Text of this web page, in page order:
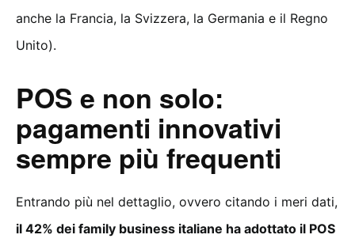
anche la Francia, la Svizzera, la Germania e il Regno
Unito).
POS e non solo:
pagamenti innovativi
sempre più frequenti
Entrando più nel dettaglio, ovvero citando i meri dati,
il 42% dei family business italiane ha adottato il POS